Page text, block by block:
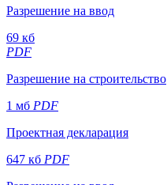
Разрешение на ввод
69 кб
PDF
Разрешение на строительство
1 мб PDF
Проектная декларация
647 кб PDF